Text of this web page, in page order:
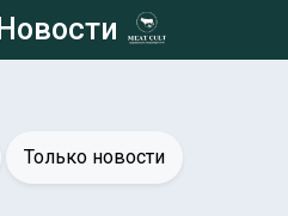
Новости
Только новости